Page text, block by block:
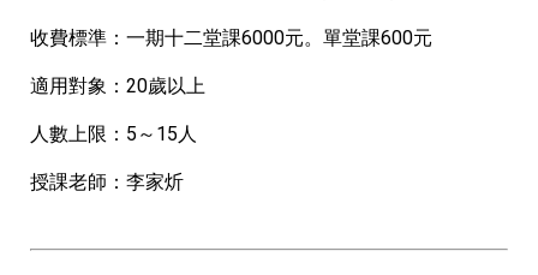
收費標準：一期十二堂課6000元。單堂課600元
適用對象：20歲以上
人數上限：5～15人
授課老師：李家炘